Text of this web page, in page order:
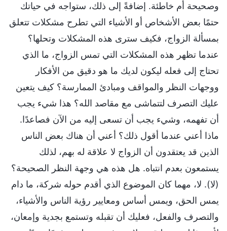
وصحيحة أم خاطئة. إضافةً إلى ذلك، ستواجه في حياتك
حتمًا بعض الأشخاص أو الأشياء التي تطرح مشكلات تتعلق
بمسألة الزواج، فكيف سترى هذه المشكلات وتحلها؟
عندما تظهر هذه المشكلات التي تمس الزواج، ما الذي
تحتاج إلى فعله ليكون لديك ما هو دقيق من الأفكار
ووجهات النظر والمواقف ومبادئ الممارسة؟ كيف يتعين
عليك التصرف لتتماشى مع مقاصد الله؟ هذا شيء يجب
أن تفهمه، وشيء يجب أن تسعى إليه من الآن فصاعدًا.
ماذا أعني عندما أقول ذلك؟ أعني أن هناك بعض الناس
الذين قد يعتقدون أن الزواج لا علاقة له بهم، لذلك
يستمعون بعدم انتباه. هل هذه هي وجهة النظر الصحيحة؟
(لا). لا، مهما كان الموضوع الذي أقدم حوله شركة، ما دام
يمس الحق، ويمس أساس ومعايير رؤية الناس والأشياء،
والتصرف والفعل، فعليك أن تقبله وتستمع بجدية وإمعان،